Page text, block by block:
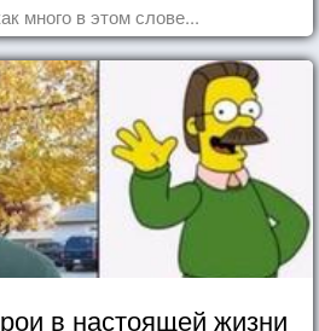
много в этом слове...
в настоящей жизни